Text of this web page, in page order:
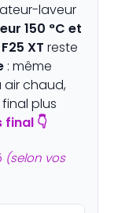
laveur
150 °C et
XT reste
: même
chaud,
plus
👇
(selon vos